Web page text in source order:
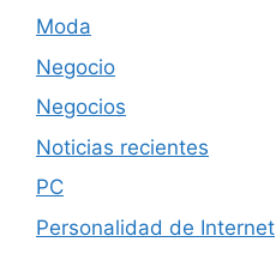
Moda
Negocio
Negocios
Noticias recientes
PC
Personalidad de Internet